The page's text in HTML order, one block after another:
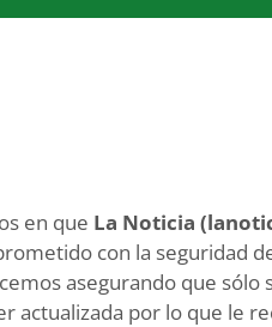
en que La Noticia
con la seguridad
asegurando que
actualizada por lo que le